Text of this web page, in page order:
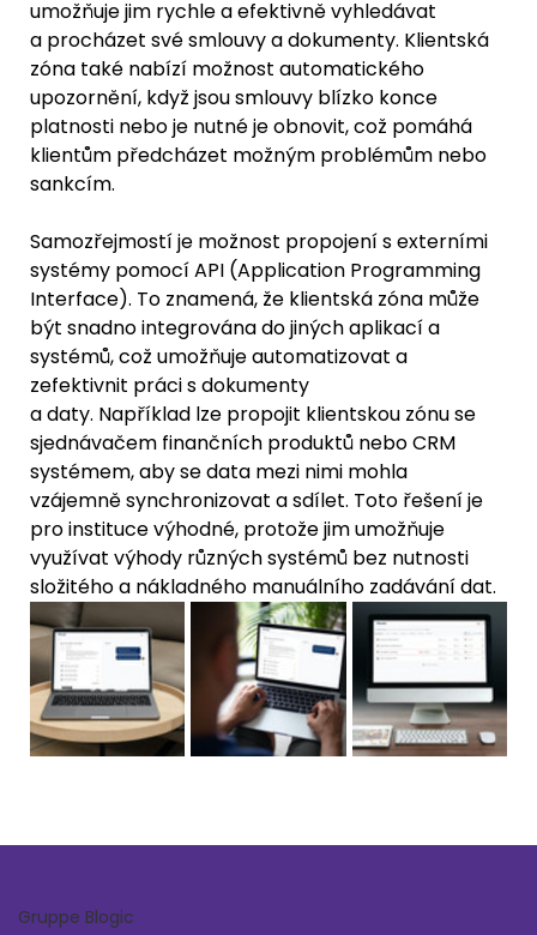
umožňuje jim rychle a efektivně vyhledávat
a procházet své smlouvy a dokumenty. Klientská
zóna také nabízí možnost automatického
upozornění, když jsou smlouvy blízko konce
platnosti nebo je nutné je obnovit, což pomáhá
klientům předcházet možným problémům nebo
sankcím.
Samozřejmostí je možnost propojení s externími
systémy pomocí API (Application Programming
Interface). To znamená, že klientská zóna může
být snadno integrována do jiných aplikací a
systémů, což umožňuje automatizovat a
zefektivnit práci s dokumenty
a daty. Například lze propojit klientskou zónu se
sjednávačem finančních produktů nebo CRM
systémem, aby se data mezi nimi mohla
vzájemně synchronizovat a sdílet. Toto řešení je
pro instituce výhodné, protože jim umožňuje
využívat výhody různých systémů bez nutnosti
složitého a nákladného manuálního zadávání dat.
Gruppe Blogic